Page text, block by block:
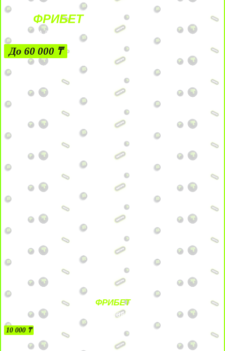
ФРИБЕТ
ЗА ДЕПОЗИТЫ
До 60 000 ₸
ФРИБЕТ
БЕЗ УСЛОВИЙ
10 000 ₸